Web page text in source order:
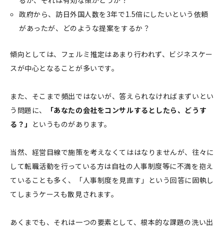
政府から、訪日外国人数を3年で1.5倍にしたいという依頼
があったが、どのような提案をするか？
傾向としては、フェルミ推定はあまり行われず、ビジネスケー
スが中心となることが多いです。
また、そこまで頻出ではないが、答えられなければまずいとい
う問題に、
「あなたの会社をコンサルするとしたら、どうす
る？」 というものがあります。
当然、経営目線で施策を考えなくてははなりませんが、往々に
して転職活動を行っている方は自社の人事制度等に不満を抱え
ていることも多く、「人事制度を見直す」という回答に固執し
てしまうケースも散見されます。
あくまでも、それは一つの要素として、根本的な課題の洗い出